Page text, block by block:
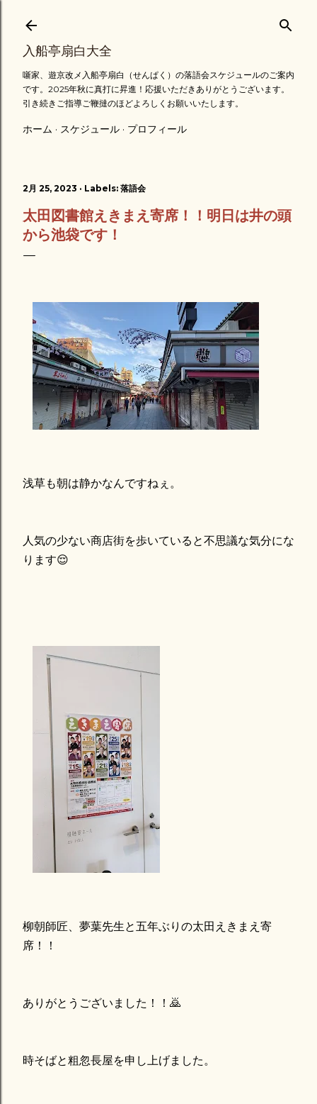
スキップしてメイン コンテンツに移動
入船亭扇白大全
噺家、遊京改メ入船亭扇白（せんぱく）の落語会スケジュールのご案内
です。2025年秋に真打に昇進！応援いただきありがとうございます。
引き続きご指導ご鞭撻のほどよろしくお願いいたします。
ホーム スケジュール プロフィール
2月 25, 2023 Labels: 落語会
太田図書館えきまえ寄席！！明日は井の頭
から池袋です！
浅草も朝は静かなんですねぇ。
人気の少ない商店街を歩いていると不思議な気分にな
ります😌
柳朝師匠、夢葉先生と五年ぶりの太田えきまえ寄
席！！
ありがとうございました！！🙇
時そばと粗忽長屋を申し上げました。